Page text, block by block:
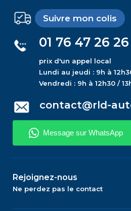
Suivre mon colis
01 76 47 26 26
prix d'un appel local
Lundi au jeudi : 9h à
Vendredi : 9h à 12h30 /
contact@rld-
Rejoignez-nous
Ne perdez pas le contact